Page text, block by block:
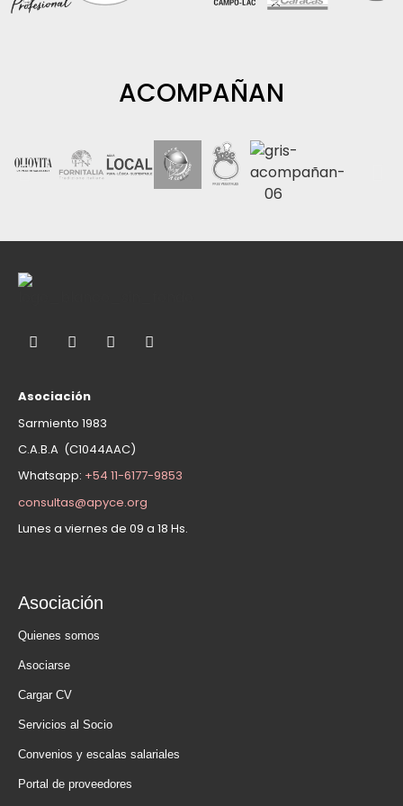
ACOMPAÑAN
Asociación
Sarmiento 1983
C.A.B.A (C1044AAC)
Whatsapp: +54 11-6177-9853
consultas@apyce.org
Lunes a viernes de 09 a 18 Hs.
Asociación
Quienes somos
Asociarse
Cargar CV
Servicios al Socio
Convenios y escalas salariales
Portal de proveedores